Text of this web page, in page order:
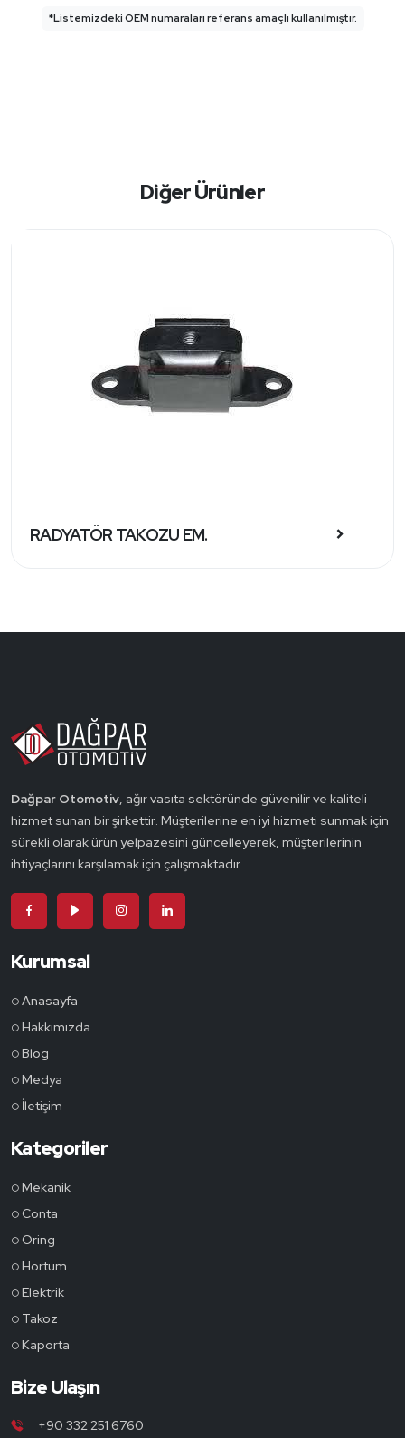
*Listemizdeki OEM numaraları referans amaçlı kullanılmıştır.
Diğer Ürünler
RADYATÖR TAKOZU EM.
Dağpar Otomotiv, ağır vasıta sektöründe güvenilir ve kaliteli
hizmet sunan bir şirkettir. Müşterilerine en iyi hizmeti sunmak için
sürekli olarak ürün yelpazesini güncelleyerek, müşterilerinin
ihtiyaçlarını karşılamak için çalışmaktadır.
Kurumsal
Anasayfa
Hakkımızda
Blog
Medya
İletişim
Kategoriler
Mekanik
Conta
Oring
Hortum
Elektrik
Takoz
Kaporta
Bize Ulaşın
+90 332 251 6760